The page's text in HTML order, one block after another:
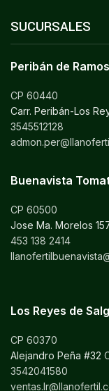
SUCURSALES
Peribán de
CP 60440
Carr. Peribán-Los
3545512128
Buenavista
CP 60500
Jose Ma. Morelos
453 138 2414
Los Reyes de
CP 60370
Alejandro Peña #32
3542041580